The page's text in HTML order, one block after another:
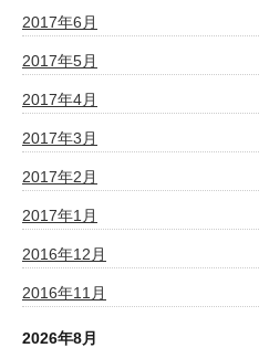
2017年6月
2017年5月
2017年4月
2017年3月
2017年2月
2017年1月
2016年12月
2016年11月
2026年8月